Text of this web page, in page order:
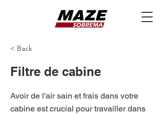
< Back
Filtre de cabine
Avoir de l'air sain et frais dans votre
cabine est crucial pour travailler dans